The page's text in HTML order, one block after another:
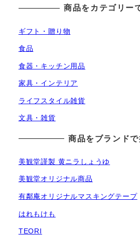
商品をカテゴリー
ギフト・贈り物
食品
食器・キッチン用品
家具・インテリア
ライフスタイル雑貨
文具・雑貨
商品をブランドで
美観堂謹製 黄ニラしょうゆ
美観堂オリジナル商品
有鄰庵オリジナルマスキングテープ
はれもけも
TEORI